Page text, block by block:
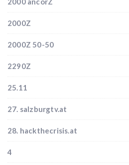
2000Z
2000Z 50-50
2290Z
25.11
27. salzburgtv.at
28. hackthecrisis.at
4